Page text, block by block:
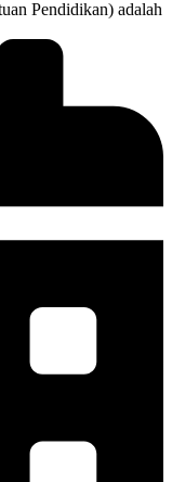
Pendidikan) adalah